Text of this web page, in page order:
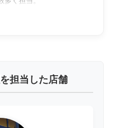
い機種に対応し、一般的
ーク調査、ショート箇所
担当した店舗